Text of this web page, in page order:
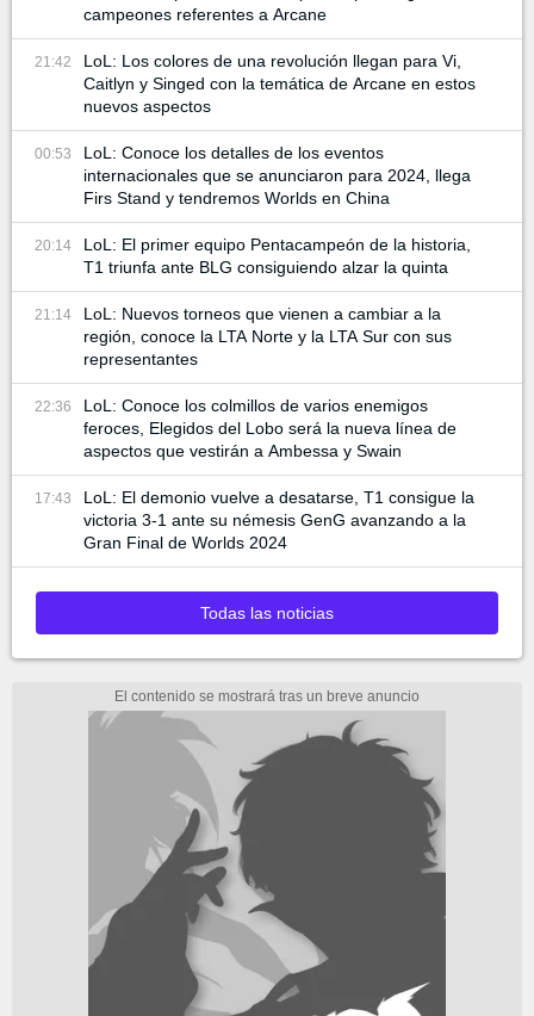
campeones referentes a Arcane
21:42
LoL: Los colores de una revolución llegan para Vi,
Caitlyn y Singed con la temática de Arcane en estos
nuevos aspectos
00:53
LoL: Conoce los detalles de los eventos
internacionales que se anunciaron para 2024, llega
Firs Stand y tendremos Worlds en China
20:14
LoL: El primer equipo Pentacampeón de la historia,
T1 triunfa ante BLG consiguiendo alzar la quinta
21:14
LoL: Nuevos torneos que vienen a cambiar a la
región, conoce la LTA Norte y la LTA Sur con sus
representantes
22:36
LoL: Conoce los colmillos de varios enemigos
feroces, Elegidos del Lobo será la nueva línea de
aspectos que vestirán a Ambessa y Swain
17:43
LoL: El demonio vuelve a desatarse, T1 consigue la
victoria 3-1 ante su némesis GenG avanzando a la
Gran Final de Worlds 2024
Todas las noticias